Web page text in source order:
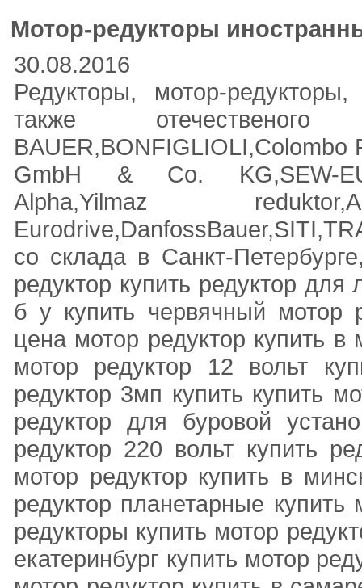
Мотор-редукторы
30.08.2016
Редукторы, мотор-
также отечественого
BAUER,BONFIGLIOLI,Colombo
GmbH & Co. KG,SEW-
Alpha,Yilmaz
со склада в Санкт-
редуктор купить редуктор для
б у купить червячный мотор
цена мотор редуктор купить в
мотор редуктор 12 вольт
редуктор 3мп купить купить
редуктор для буровой
редуктор 220 вольт купить
мотор редуктор купить в
редуктор планетарные
редукторы купить мотор
екатеринбург купить мотор